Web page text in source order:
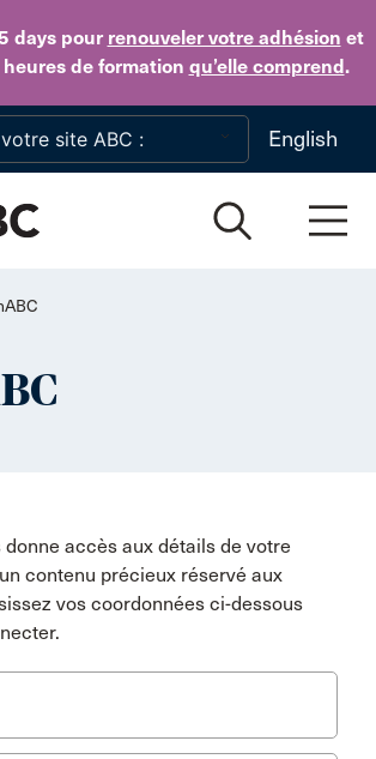
dayspour renouveler votre adhésion et
de formation qu’elle comprend.
Skip to main content
English
donne accès aux détails de votre
contenu précieux réservé aux
vos coordonnées ci-dessous